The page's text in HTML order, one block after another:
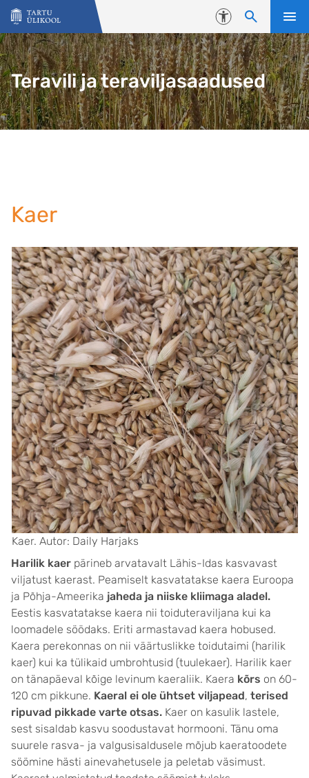
Liigu edasi põhisisu juurde
Juurdepääsetavus
Teravili ja teraviljasaadused
Kaer
Kaer. Autor: Daily Harjaks
Harilik kaer pärineb arvatavalt Lähis-Idas kasvavast
viljatust kaerast. Peamiselt kasvatatakse kaera Euroopa
ja Põhja-Ameerika jaheda ja niiske kliimaga aladel.
Eestis kasvatatakse kaera nii toiduteraviljana kui ka
loomadele söödaks. Eriti armastavad kaera hobused.
Kaera perekonnas on nii väärtuslikke toidutaimi (harilik
kaer) kui ka tülikaid umbrohtusid (tuulekaer). Harilik kaer
on tänapäeval kõige levinum kaeraliik. Kaera kõrs on 60-
120 cm pikkune. Kaeral ei ole ühtset viljapead, terised
ripuvad pikkade varte otsas. Kaer on kasulik lastele,
sest sisaldab kasvu soodustavat hormooni. Tänu oma
suurele rasva- ja valgusisaldusele mõjub kaeratoodete
söömine hästi ainevahetusele ja peletab väsimust.